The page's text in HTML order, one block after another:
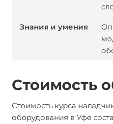
Стоимость
Стоимость курса
оборудования в Уфе